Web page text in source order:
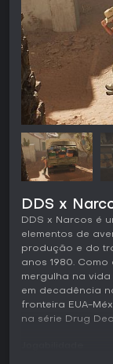
DDS x
DDS x Narcos é
elementos de
produção e do
anos 1980.
mergulha na
em decadência
fronteira EUA-
na série Drug